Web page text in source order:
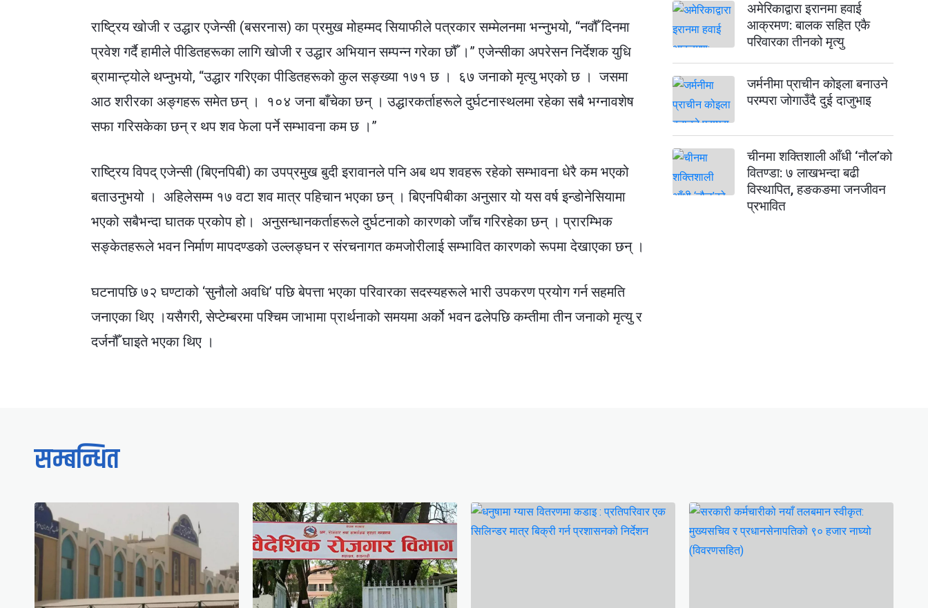
राष्ट्रिय खोजी र उद्धार एजेन्सी (बसरनास) का प्रमुख मोहम्मद सियाफीले पत्रकार सम्मेलनमा भन्नुभयो, “नवौँ दिनमा
प्रवेश गर्दै हामीले पीडितहरूका लागि खोजी र उद्धार अभियान सम्पन्न गरेका छौँ ।”एजेन्सीका अपरेसन निर्देशक युधि
ब्रामान्ट्योले थप्नुभयो, “उद्धार गरिएका पीडितहरूको कुल सङ्ख्या १७१ छ । ६७ जनाको मृत्यु भएको छ । जसमा
आठ शरीरका अङ्गहरू समेत छन् । १०४ जना बाँचेका छन् । उद्धारकर्ताहरूले दुर्घटनास्थलमा रहेका सबै भग्नावशेष
सफा गरिसकेका छन् र थप शव फेला पर्ने सम्भावना कम छ ।”
राष्ट्रिय विपद् एजेन्सी (बिएनपिबी) का उपप्रमुख बुदी इरावानले पनि अब थप शवहरू रहेको सम्भावना धेरै कम भएको
बताउनुभयो । अहिलेसम्म १७ वटा शव मात्र पहिचान भएका छन् ।बिएनपिबीका अनुसार यो यस वर्ष इन्डोनेसियामा
भएको सबैभन्दा घातक प्रकोप हो। अनुसन्धानकर्ताहरूले दुर्घटनाको कारणको जाँच गरिरहेका छन् । प्रारम्भिक
सङ्केतहरूले भवन निर्माण मापदण्डको उल्लङ्घन र संरचनागत कमजोरीलाई सम्भावित कारणको रूपमा देखाएका छन् ।
घटनापछि ७२ घण्टाको ‘सुनौलो अवधि’ पछि बेपत्ता भएका परिवारका सदस्यहरूले भारी उपकरण प्रयोग गर्न सहमति
जनाएका थिए ।यसैगरी, सेप्टेम्बरमा पश्चिम जाभामा प्रार्थनाको समयमा अर्को भवन ढलेपछि कम्तीमा तीन जनाको मृत्यु र
दर्जनौँ घाइते भएका थिए ।
अमेरिकाद्वारा इरानमा हवाई
आक्रमण: बालक सहित एकै
परिवारका तीनको मृत्यु
जर्मनीमा प्राचीन कोइला बनाउने
परम्परा जोगाउँदै दुई दाजुभाइ
चीनमा शक्तिशाली आँधी ‘नौल’को
वितण्डा: ७ लाखभन्दा बढी
विस्थापित, हङकङमा जनजीवन
प्रभावित
सम्बन्धित